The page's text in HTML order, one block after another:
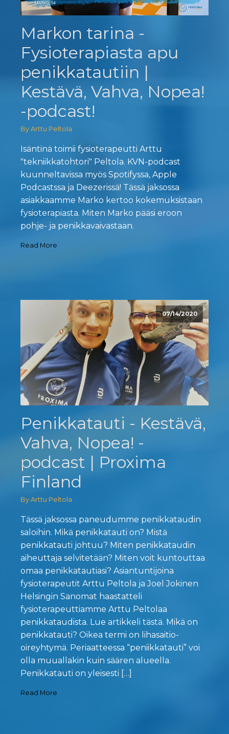
Markon tarina -
Fysioterapiasta apu
penikkatautiin |
Kestävä, Vahva, Nopea!
-podcast!
By Arttu Peltola
Isäntinä toimii fysioterapeutti Arttu
"tekniikkatohtori" Peltola. KVN-podcast
kuunneltavissa myös Spotifyssa, Apple
Podcastssa ja Deezerissä! Tässä jaksossa
asiakkaamme Marko kertoo kokemuksistaan
fysioterapiasta. Miten Marko pääsi eroon
pohje- ja penikkavaivastaan.
Read More
07/14/2020
Penikkatauti - Kestävä,
Vahva, Nopea! -
podcast | Proxima
Finland
By Arttu Peltola
Tässä jaksossa paneudumme penikkataudin
saloihin. Mikä penikkatauti on? Mistä
penikkatauti johtuu? Miten penikkataudin
aiheuttaja selvitetään? Miten voit kuntouttaa
omaa penikkatautiasi? Asiantuntijoina
fysioterapeutit Arttu Peltola ja Joel Jokinen
Helsingin Sanomat haastatteli
fysioterapeuttiamme Arttu Peltolaa
penikkataudista. Lue artikkeli tästä. Mikä on
penikkatauti? Oikea termi on lihasaitio-
oireyhtymä. Periaatteessa “peniikkatauti” voi
olla muuallakin kuin säären alueella.
Penikkatauti on yleisesti […]
Read More